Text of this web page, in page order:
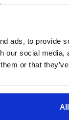
ads, to provide
our social
or that